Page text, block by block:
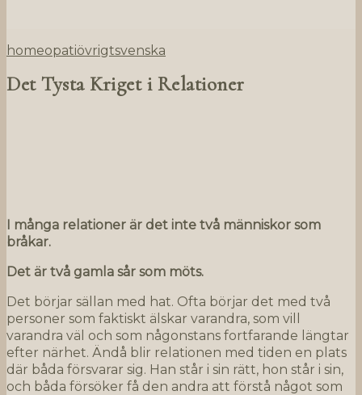
homeopatiövrigtsvenska
Det Tysta Kriget i Relationer
I många relationer är det inte två människor som
bråkar.
Det är två gamla sår som möts.
Det börjar sällan med hat. Ofta börjar det med två
personer som faktiskt älskar varandra, som vill
varandra väl och som någonstans fortfarande längtar
efter närhet. Ändå blir relationen med tiden en plats
där båda försvarar sig. Han står i sin rätt, hon står i sin,
och båda försöker få den andra att förstå något som